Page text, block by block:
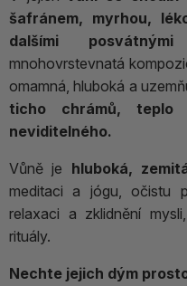
šafránem, myrhou,
dalšími posvátnými
mnohovrstevnatá
omamná, hluboká a
ticho chrámů,
neviditelného.
Vůně je hluboká,
meditaci a jógu, očistu
relaxaci a zklidnění
rituály.
Nechte jejich dým